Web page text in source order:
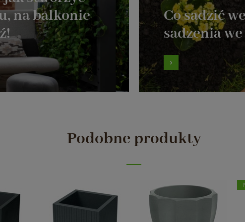
na balkonie
Co sadzić
sadzenia
Podobne produkty